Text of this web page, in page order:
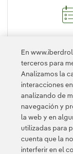
Contacta
En
terceros para
Analizamos la
interacciones
analizando de
navegación y
la web y en
utilizadas para
cuenta que la
interferir en el